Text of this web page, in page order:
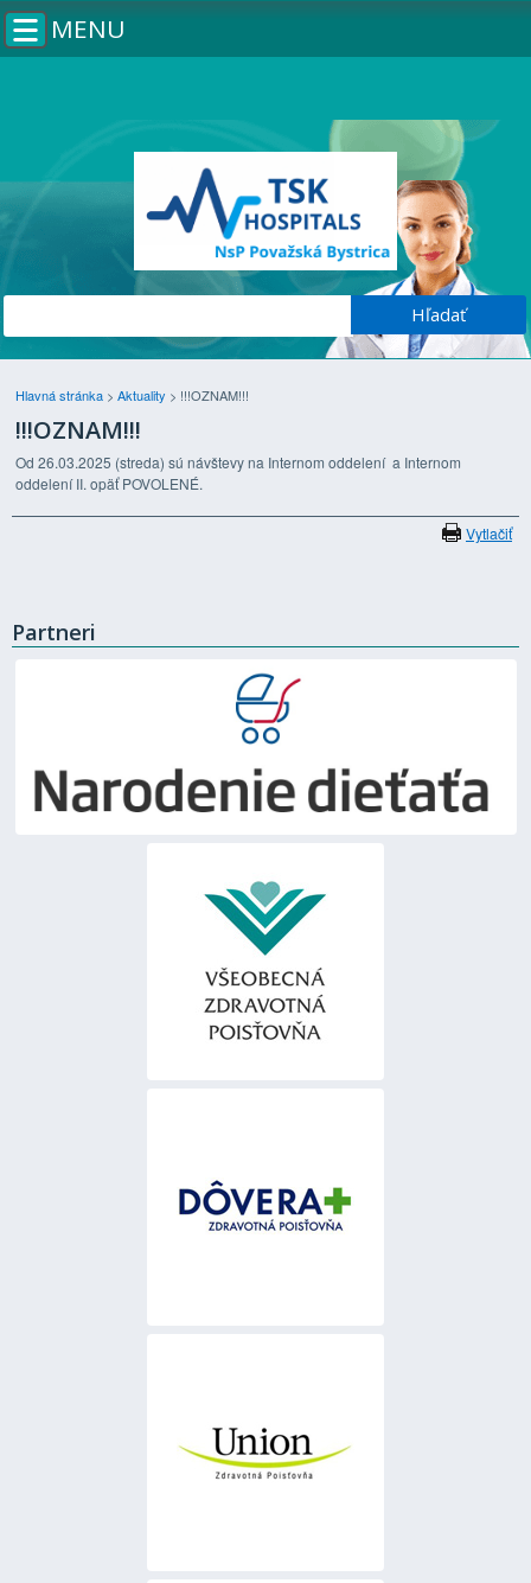
MENU
Hlavná stránka > Aktuality > !!!OZNAM!!!
!!!OZNAM!!!
Od 26.03.2025 (streda) sú návštevy na Internom oddelení a Internom
oddelení II. opäť POVOLENÉ.
Vytlačiť
Partneri